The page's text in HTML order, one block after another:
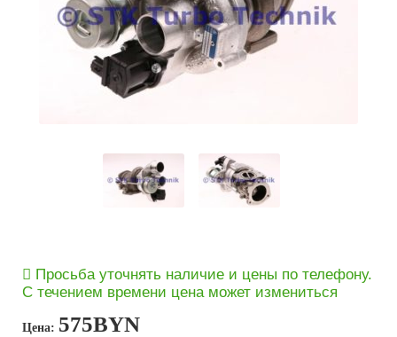
Просьба уточнять наличие и цены по телефону.
С течением времени цена может измениться
Цена: 575BYN